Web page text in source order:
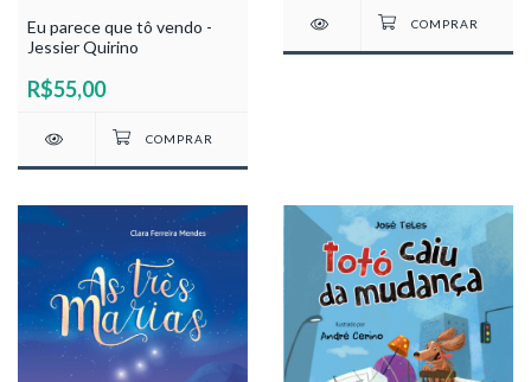
Eu parece que tô vendo -
Jessier Quirino
R$55,00